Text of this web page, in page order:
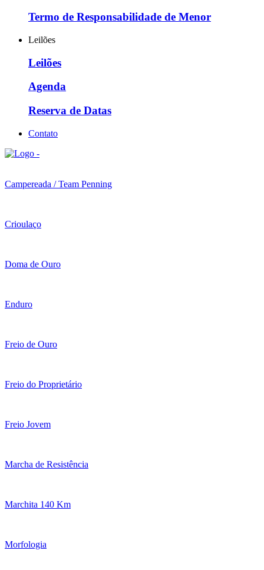
Termo de Responsabilidade de Menor
Leilões
Leilões
Agenda
Reserva de Datas
Contato
Campereada / Team Penning
Crioulaço
Doma de Ouro
Enduro
Freio de Ouro
Freio do Proprietário
Freio Jovem
Marcha de Resistência
Marchita 140 Km
Morfologia